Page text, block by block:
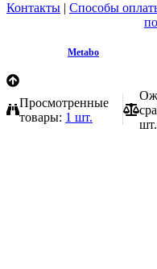
Контакты | Способы
Metabo
Просмотренные
товары: 1 шт.
шт.